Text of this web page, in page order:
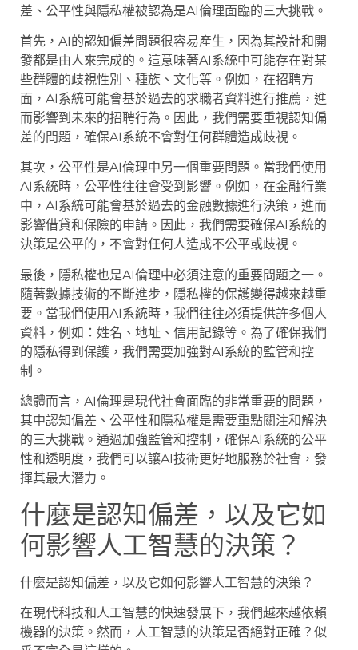
差、公平性與隱私權被認為是AI倫理面臨的三大挑戰。
首先，AI的認知偏差問題很容易產生，因為其設計和開
發都是由人來完成的。這意味著AI系統中可能存在對某
些群體的歧視性別、種族、文化等。例如，在招聘方
面，AI系統可能會基於過去的求職者資料進行推薦，進
而影響到未來的招聘行為。因此，我們需要重視認知偏
差的問題，確保AI系統不會對任何群體造成歧視。
其次，公平性是AI倫理中另一個重要問題。當我們使用
AI系統時，公平性往往會受到影響。例如，在金融行業
中，AI系統可能會基於過去的金融數據進行決策，進而
影響借貸和保險的申請。因此，我們需要確保AI系統的
決策是公平的，不會對任何人造成不公平或歧視。
最後，隱私權也是AI倫理中必須注意的重要問題之一。
隨著數據技術的不斷進步，隱私權的保護變得越來越重
要。當我們使用AI系統時，我們往往必須提供許多個人
資料，例如：姓名、地址、信用記錄等。為了確保我們
的隱私得到保護，我們需要加強對AI系統的監管和控
制。
總體而言，AI倫理是現代社會面臨的非常重要的問題，
其中認知偏差、公平性和隱私權是需要重點關注和解決
的三大挑戰。通過加強監管和控制，確保AI系統的公平
性和透明度，我們可以讓AI技術更好地服務於社會，發
揮其最大潛力。
什麼是認知偏差，以及它如
何影響人工智慧的決策？
什麼是認知偏差，以及它如何影響人工智慧的決策？
在現代科技和人工智慧的快速發展下，我們越來越依賴
機器的決策。然而，人工智慧的決策是否絕對正確？似